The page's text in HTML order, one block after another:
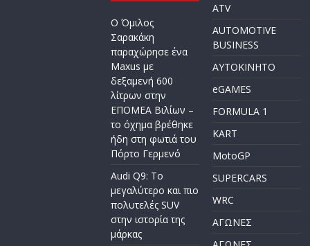
Ο Όμιλος
Σαρακάκη
παραχώρησε ένα
Maxus με
δεξαμενή 600
λίτρων στην
ΕΠΟΜΕΑ Βιλίων –
το όχημα βρέθηκε
ήδη στη φωτιά του
Πόρτο Γερμενό
Audi Q9: Το
μεγαλύτερο και πιο
πολυτελές SUV
στην ιστορία της
μάρκας
ATV
AUTOMOTIVE
BUSINESS
AYTOKINHTO
eGAMES
FORMULA 1
KART
MotoGP
SUPERCARS
WRC
ΑΓΩΝΕΣ